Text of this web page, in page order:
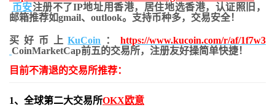
币安注册不了IP地址用香港，居住地选香港，认证照旧，
邮箱推荐如gmail、outlook。支持币种多，交易安全！
买好币上KuCoin ：https://www.kucoin.com/r/af/1f7w3
CoinMarketCap前五的交易所，注册友好操简单快捷！
目前不清退的交易所推荐：
1、全球第二大交易所OKX欧意